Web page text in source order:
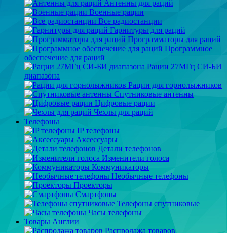
Антенны для раций
Военные рации
Все радиостанции
Гарнитуры для раций
Программаторы для раций
Программное
обеспечение для раций
Рации 27МГц СИ-БИ
диапазона
Рации для горнолыжников
Спутниковые антенны
Цифровые рации
Чехлы для раций
Телефоны
IP телефоны
Аксессуары
Детали телефонов
Изменители голоса
Коммуникаторы
Необычные телефоны
Проекторы
Смартфоны
Телефоны спутниковые
Часы телефоны
Товары Англии
Распродажа товаров